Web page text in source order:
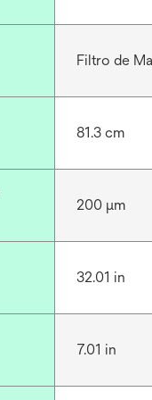
Filtro de
81.3 cm
200 μm
32.01 in
7.01 in